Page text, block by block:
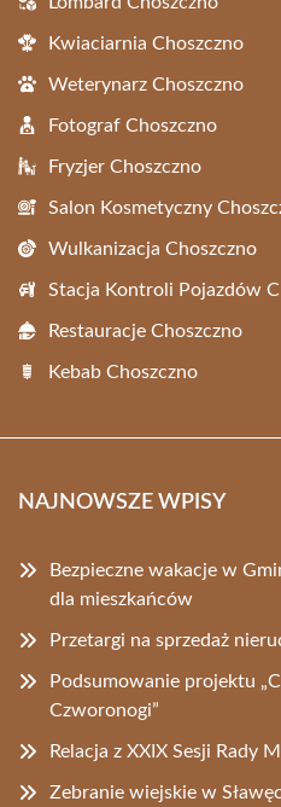
Kwiaciarnia Choszczno
Weterynarz Choszczno
Fotograf Choszczno
Fryzjer Choszczno
Salon Kosmetyczny
Wulkanizacja Choszczno
Stacja Kontroli Pojazdów
Restauracje Choszczno
Kebab Choszczno
NAJNOWSZE WPISY
Bezpieczne wakacje w
dla mieszkańców
Przetargi na sprzedaż
Podsumowanie projektu
Czworonogi”
Relacja z XXIX Sesji Rady
Zebranie wiejskie w